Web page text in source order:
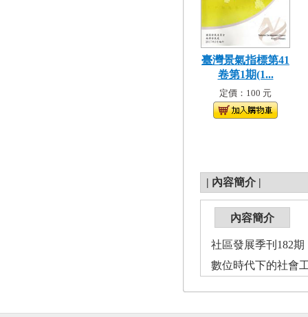
臺灣景氣指標第41
卷第1期(1...
定價：100 元
| 內容簡介 |
內容簡介
社區發展季刊182期
數位時代下的社會